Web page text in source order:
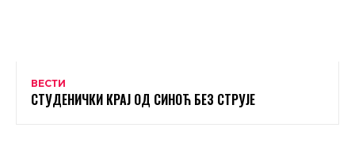
ВЕСТИ
СТУДЕНИЧКИ КРАЈ ОД СИНОЋ БЕЗ СТРУЈЕ